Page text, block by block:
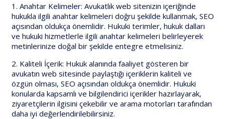
1. Anahtar Kelimeler: Avukatlık web sitenizin içeriğinde
hukukla ilgili anahtar kelimeleri doğru şekilde kullanmak, SEO
açısından oldukça önemlidir. Hukuki terimler, hukuk dalları
ve hukuki hizmetlerle ilgili anahtar kelimeleri belirleyerek
metinlerinize doğal bir şekilde entegre etmelisiniz.
2. Kaliteli İçerik: Hukuk alanında faaliyet gösteren bir
avukatın web sitesinde paylaştığı içeriklerin kaliteli ve
özgün olması, SEO açısından oldukça önemlidir. Hukuki
konularda kapsamlı ve bilgilendirici içerikler hazırlayarak,
ziyaretçilerin ilgisini çekebilir ve arama motorları tarafından
daha iyi değerlendirilebilirsiniz.